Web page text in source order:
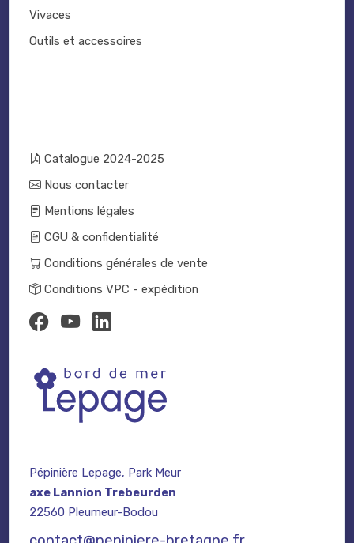
Vivaces
Outils et accessoires
Catalogue 2024-2025
Nous contacter
Mentions légales
CGU & confidentialité
Conditions générales de vente
Conditions VPC - expédition
Pépinière Lepage, Park Meur
axe Lannion Trebeurden
22560 Pleumeur-Bodou